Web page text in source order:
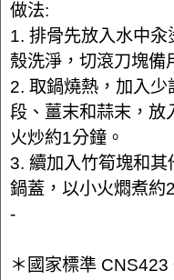
做法:
1. 排骨先放入水中
殼洗淨，切滾刀塊備
2. 取鍋燒熱，加入
段、薑末和蒜末，放
火炒約1分鐘。
3. 續加入竹筍塊和
鍋蓋，以小火燜煮約
-
＊國家標準